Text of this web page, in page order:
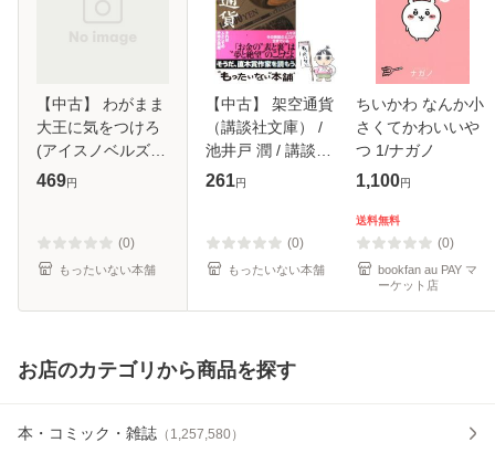
【中古】 わがまま
大王に気をつけろ
(アイスノベルズ) /
若月京子 / オーク
料】
469円
(0)
もったいない本舗
【中古】 架空通貨
（講談社文庫） /
池井戸 潤 / 講談社
[文庫]【メール便送
261円
(0)
もったいない本舗
ちいかわ なんか小
さくてかわいいや
つ 1/ナガノ
1,100円
送料無料
(0)
bookfan au PAY マ
ーケット店
お店のカテゴリから商品を探す
本・コミック・雑誌 （ 1,257,580）